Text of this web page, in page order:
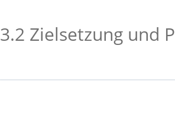
3.2 Zielsetzung und